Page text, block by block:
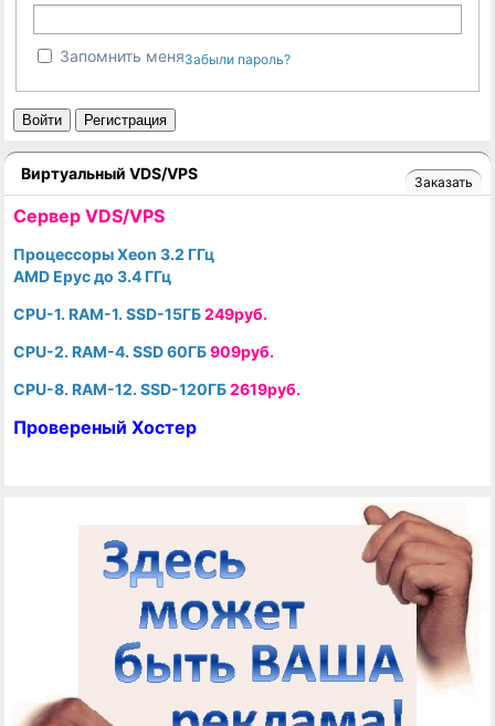
Запомнить меняЗабыли пароль?
Войти Регистрация
Виртуальный VDS/VPS Заказать
Cервер VDS/VPS
Процессоры Xeon 3.2 ГГц
AMD Epyc до 3.4 ГГц
CPU-1. RAM-1. SSD-15ГБ249руб.
CPU-2. RAM-4. SSD 60ГБ909руб.
CPU-8. RAM-12. SSD-120ГБ2619руб.
Провереный Хостер